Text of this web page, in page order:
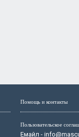
Помощь и контакты
Пользовательское
Емайл -